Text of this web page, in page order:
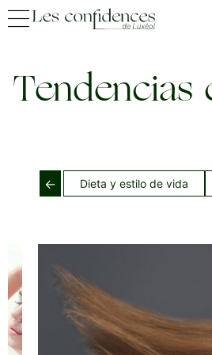
Tendencias
← Dieta y estilo de vida